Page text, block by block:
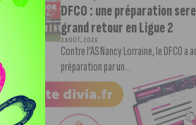
DFCO : une préparation
grand retour en Ligue 2
3 AOÛT, 2026
Contre l’AS Nancy Lorraine, le DFCO a
préparation par un...